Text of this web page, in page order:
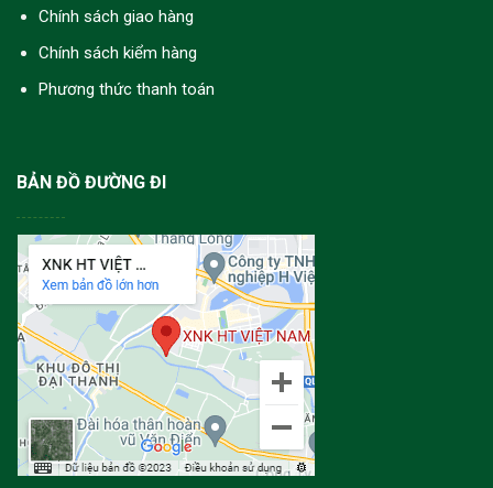
Chính sách giao hàng
Chính sách kiểm hàng
Phương thức thanh toán
BẢN ĐỒ ĐƯỜNG ĐI